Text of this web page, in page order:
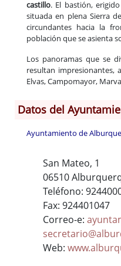
castillo. El bastión,
situada en plena Sierra
circundantes hacia la
población que se asienta
Los panoramas que se
resultan impresionantes,
Elvas, Campomayor,
Datos del
Ayuntamiento de
San Mateo, 1
06510
Teléfono:
Fax: 924401047
Correo-e:
Web: